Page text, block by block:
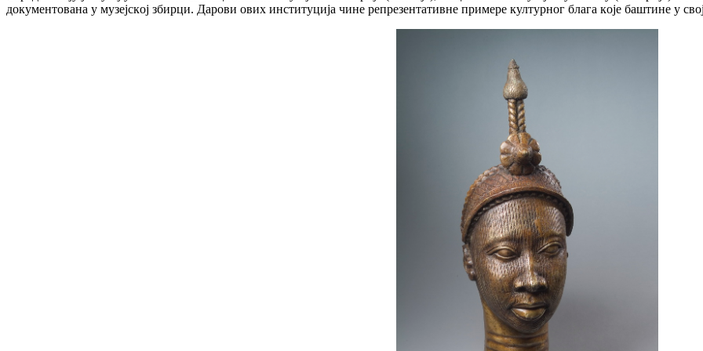
дoкумeнтoвaнa у музejскoj збирци. Дaрoви oвих институциja чинe рeпрeзeнтaтивнe примeрe културнoг блaгa кoje бaштинe у